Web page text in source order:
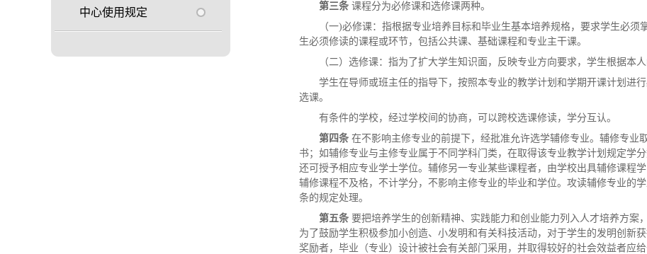
中心使用规定
第三条 课程分为必修课和选修课两种。
（一)必修课：指根据专业培养目标和毕业生基本培养规格，要求学生必
生必须修读的课程或环节，包括公共课、基础课程和专业主干课。
（二）选修课：指为了扩大学生知识面，反映专业方向要求，学生根据本
学生在导师或班主任的指导下，按照本专业的教学计划和学期开课计划进
选课。
有条件的学校，经过学校间的协商，可以跨校选课修读，学分互认。
第四条 在不影响主修专业的前提下，经批准允许选学辅修专业。辅修专业
书；如辅修专业与主修专业属于不同学科门类，在取得该专业教学计划规定学
还可授予相应专业学士学位。辅修另一专业某些课程者，由学校出具辅修课程
辅修课程不及格，不计学分，不影响主修专业的毕业和学位。攻读辅修专业的
条的规定处理。
第五条 要把培养学生的创新精神、实践能力和创业能力列入人才培养方案
为了鼓励学生积极参加小创造、小发明和有关科技活动，对于学生的发明创新
奖励者，毕业（专业）设计被社会有关部门采用，并取得较好的社会效益者应给